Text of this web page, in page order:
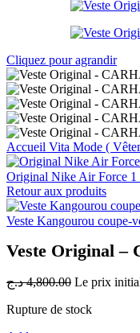
Cliquez pour agrandir
Accueil Vita Mode (
Original Nike Air Force
Retour aux produits
Veste Kangourou coupe-
Veste Original –
4,800.00 د.ج
Rupture de stock